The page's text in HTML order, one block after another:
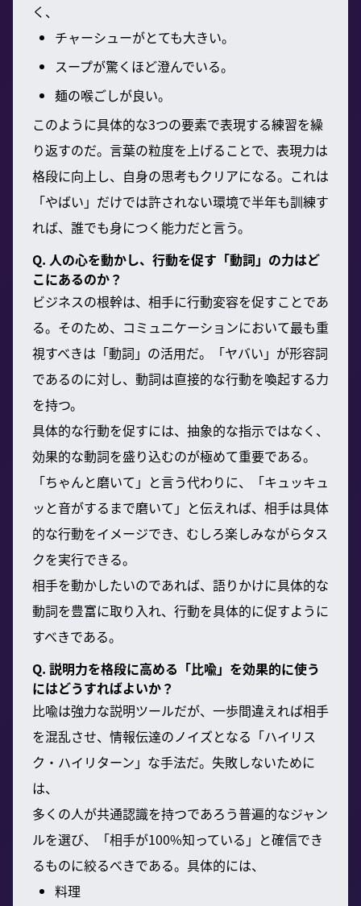
く、
チャーシューがとても大きい。
スープが驚くほど澄んでいる。
麺の喉ごしが良い。
このように具体的な3つの要素で表現する練習を繰
り返すのだ。言葉の粒度を上げることで、表現力は
格段に向上し、自身の思考もクリアになる。これは
「やばい」だけでは許されない環境で半年も訓練す
れば、誰でも身につく能力だと言う。
Q. 人の心を動かし、行動を促す「動詞」の力はど
こにあるのか？
ビジネスの根幹は、相手に行動変容を促すことであ
る。そのため、コミュニケーションにおいて最も重
視すべきは「動詞」の活用だ。「ヤバい」が形容詞
であるのに対し、動詞は直接的な行動を喚起する力
を持つ。
具体的な行動を促すには、抽象的な指示ではなく、
効果的な動詞を盛り込むのが極めて重要である。
「ちゃんと磨いて」と言う代わりに、「キュッキュ
ッと音がするまで磨いて」と伝えれば、相手は具体
的な行動をイメージでき、むしろ楽しみながらタス
クを実行できる。
相手を動かしたいのであれば、語りかけに具体的な
動詞を豊富に取り入れ、行動を具体的に促すように
すべきである。
Q. 説明力を格段に高める「比喩」を効果的に使う
にはどうすればよいか？
比喩は強力な説明ツールだが、一歩間違えれば相手
を混乱させ、情報伝達のノイズとなる「ハイリス
ク・ハイリターン」な手法だ。失敗しないために
は、
多くの人が共通認識を持つであろう普遍的なジャン
ルを選び、「相手が100%知っている」と確信でき
るものに絞るべきである。具体的には、
料理